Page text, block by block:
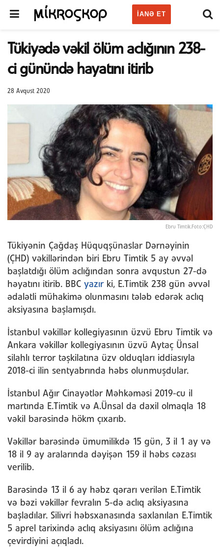
IANƏ ET
Tükiyədə vəkil ölüm aclığının 238-
ci günündə hayatını itirib
28 Avqust 2020
Ebru Timtik.Foto:ÇHD
Tükiyənin Çağdaş Hüquqşünaslar Dərnəyinin
(ÇHD) vəkillərindən biri Ebru Timtik 5 ay əvvəl
başlatdığı ölüm aclığından sonra avqustun 27-də
həyatını itirib. BBC yazır ki, E.Timtik 238 gün əvvəl
ədalətli mühakimə olunmasını tələb edərək aclıq
aksiyasına başlamışdı.
İstanbul vəkillər kollegiyasının üzvü Ebru Timtik və
Ankara vəkillər kollegiyasının üzvü Aytaç Ünsal
silahlı terror təşkilatına üzv olduqları iddiasıyla
2018-ci ilin sentyabrında həbs olunmuşdular.
İstanbul Ağır Cinayətlər Məhkəməsi 2019-cu il
martında E.Timtik və A.Ünsal da daxil olmaqla 18
vəkil barəsində hökm çıxarıb.
Vəkillər barəsində ümumilikdə 15 gün, 3 il 1 ay və
18 il 9 ay aralarında dəyişən 159 il həbs cəzası
verilib.
Barəsində 13 il 6 ay həbz qərarı verilən E.Timtik
və bəzi vəkillər fevralın 5-də aclıq aksiyasına
başladılar. Silivri həbsxanasında saxlanılan E.Timtik
5 aprel tarixində aclıq aksiyasını ölüm aclığına
çevirdiyini açıqladı.